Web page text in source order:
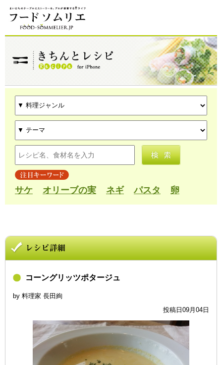
サケ オリーブの実 ネギ パスタ 卵
コーングリッツポタージュ
by 料理家 長田絢
投稿日09月04日